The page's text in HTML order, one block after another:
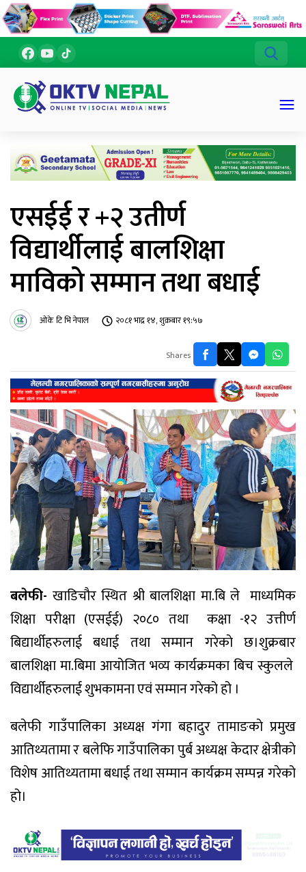
एसईई र +२ उतीर्ण
विद्यार्थीलाई बालशिक्षा
माविको सम्मान तथा बधाई
ओके टि भि नेपाल २०८१ भाद्र १४, शुक्रबार १९:५७
Shares
बलेफी- खाडिचौर स्थित श्री बालशिक्षा मा.बि ले माध्यमिक
शिक्षा परीक्षा (एसईई) २०८० तथा कक्षा -१२ उत्तीर्ण
बिद्यार्थीहरुलाई बधाई तथा सम्मान गरेकाे छ।शुक्रबार
बालशिक्षा मा.बिमा आयोजित भव्य कार्यक्रमका बिच स्कुलले
विद्यार्थीहरुलाई शुभकामना एवं सम्मान गरेको हो ।
बलेफी गाउँपालिका अध्यक्ष गंगा बहादुर तामाङकाे प्रमुख
आतिथ्यतामा र बलेफि गाउँपालिका पुर्ब अध्यक्ष केदार क्षेत्रीकाे
विशेष आतिथ्यतामा बधाई तथा सम्मान कार्यक्रम सम्पन्न गरेको
हो।